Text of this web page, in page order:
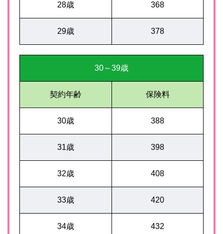
28歳 368
29歳 378
30～39歳
契約年齢 保険料
30歳 388
31歳 398
32歳 408
33歳 420
34歳 432